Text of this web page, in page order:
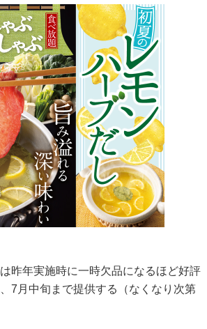
昨年実施時に一時欠品になるほど好評
7月中旬まで提供する（なくなり次第